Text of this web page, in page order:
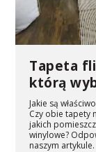
Tapeta
którą
Jakie są
Czy obie tapety
jakich
winylowe?
naszym artykule.